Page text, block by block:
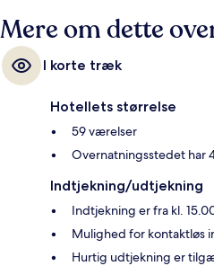
Mere om dette
I korte træk
Hotellets størrelse
59 værelser
Overnatningsstedet har
Indtjekning/udtjekning
Indtjekning er fra kl.
Mulighed for kontaktløs
Hurtig udtjekning er